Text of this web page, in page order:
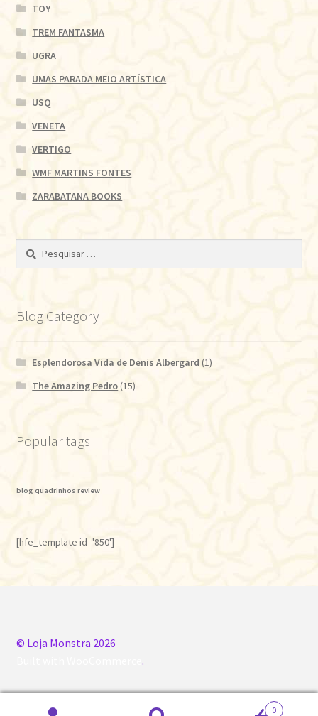
TOY
TREM FANTASMA
UGRA
UMAS PARADA MEIO ARTÍSTICA
USQ
VENETA
VERTIGO
WMF MARTINS FONTES
ZARABATANA BOOKS
Pesquisar
Blog Category
Esplendorosa Vida de Denis Albergard (1)
The Amazing Pedro (15)
Popular tags
blog quadrinhos review
[hfe_template id='850']
© Loja Monstra 2026
.
0